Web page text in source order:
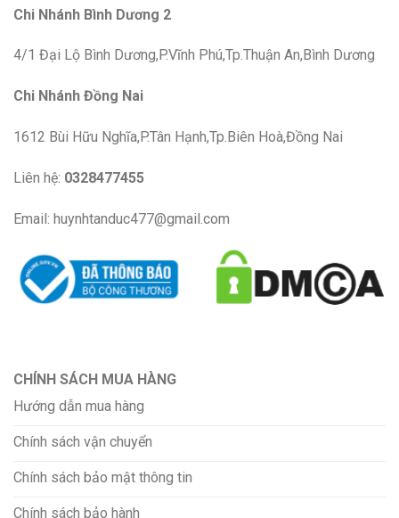
Chi Nhánh Bình Dương 2
4/1 Đại Lộ Bình Dương,P.Vĩnh Phú,Tp.Thuận An,Bình Dương
Chi Nhánh Đồng Nai
1612 Bùi Hữu Nghĩa,P.Tân Hạnh,Tp.Biên Hoà,Đồng Nai
Liên hệ: 0328477455
Email: huynhtanduc477@gmail.com
CHÍNH SÁCH MUA HÀNG
Hướng dẫn mua hàng
Chính sách vận chuyển
Chính sách bảo mật thông tin
Chính sách bảo hành